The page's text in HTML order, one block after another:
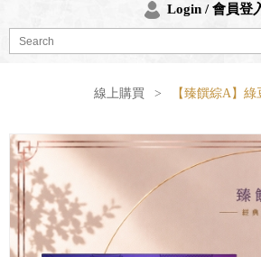
Login / 會員登
線上購買 > 【臻饌綜A】